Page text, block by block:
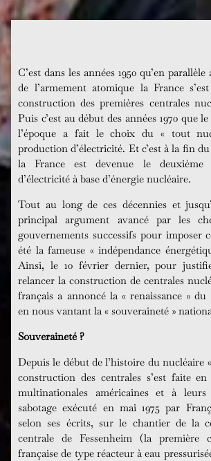
C’est dans les années 1950 qu’en
de l’armement atomique la France
construction des premières centrales
Puis c’est au début des années 1970 que
l’époque a fait le choix du « tout
production d’électricité. Et c’est à la fin
la France est devenue le deuxième
d’électricité à base d’énergie nucléaire.
Tout au long de ces décennies et
principal argument avancé par les
gouvernements successifs pour imposer
été la fameuse « indépendance
Ainsi, le 10 février dernier, pour
relancer la construction de centrales
français a annoncé la « renaissance »
en nous vantant la « souveraineté »
Souveraineté ?
Depuis le début de l’histoire du nucléaire
construction des centrales s’est faite
multinationales américaines et à leurs
sabotage exécuté en mai 1975 par
selon ses écrits, sur le chantier de la
centrale de Fessenheim (la première
française de type réacteur à eau